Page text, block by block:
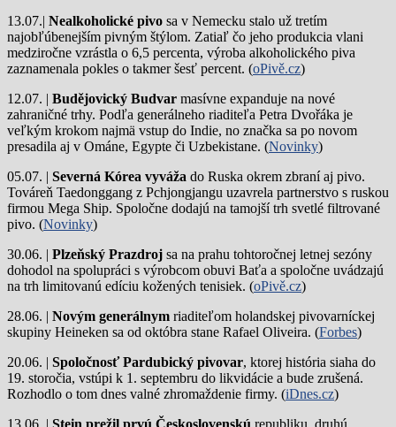
13.07.| Nealkoholické pivo sa v Nemecku stalo už tretím
najobľúbenejším pivným štýlom. Zatiaľ čo jeho produkcia vlani
medziročne vzrástla o 6,5 percenta, výroba alkoholického piva
zaznamenala pokles o takmer šesť percent. (oPivě.cz)
12.07. | Budějovický Budvar masívne expanduje na nové
zahraničné trhy. Podľa generálneho riaditeľa Petra Dvořáka je
veľkým krokom najmä vstup do Indie, no značka sa po novom
presadila aj v Ománe, Egypte či Uzbekistane. (Novinky)
05.07. | Severná Kórea vyváža do Ruska okrem zbraní aj pivo.
Továreň Taedonggang z Pchjongjangu uzavrela partnerstvo s ruskou
firmou Mega Ship. Spoločne dodajú na tamojší trh svetlé filtrované
pivo. (Novinky)
30.06. | Plzeňský Prazdroj sa na prahu tohtoročnej letnej sezóny
dohodol na spolupráci s výrobcom obuvi Baťa a spoločne uvádzajú
na trh limitovanú edíciu kožených tenisiek. (oPivě.cz)
28.06. | Novým generálnym riaditeľom holandskej pivovarníckej
skupiny Heineken sa od októbra stane Rafael Oliveira. (Forbes)
20.06. | Spoločnosť Pardubický pivovar, ktorej história siaha do
19. storočia, vstúpi k 1. septembru do likvidácie a bude zrušená.
Rozhodlo o tom dnes valné zhromaždenie firmy. (iDnes.cz)